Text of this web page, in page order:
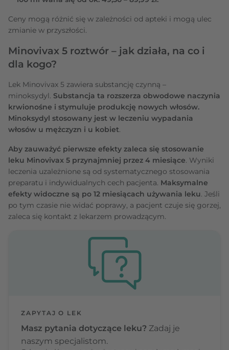
Ceny mogą różnić się w zależności od apteki i mogą ulec
zmianie w przyszłości.
Minovivax 5 roztwór – jak działa, na co i
dla kogo?
Lek Minovivax 5 zawiera substancję czynną –
minoksydyl. Substancja ta rozszerza obwodowe naczynia
krwionośne i stymuluje produkcję nowych włosów.
Minoksydyl stosowany jest w leczeniu wypadania
włosów u mężczyzn i u kobiet.
Aby zauważyć pierwsze efekty zaleca się stosowanie
leku Minovivax 5 przynajmniej przez 4 miesiące. Wyniki
leczenia uzależnione są od systematycznego stosowania
preparatu i indywidualnych cech pacjenta. Maksymalne
efekty widoczne są po 12 miesiącach używania leku. Jeśli
po tym czasie nie widać poprawy, a pacjent czuje się gorzej,
zaleca się kontakt z lekarzem prowadzącym.
ZAPYTAJ O LEK
Masz pytania dotyczące leku? Zadaj je
naszym specjalistom.